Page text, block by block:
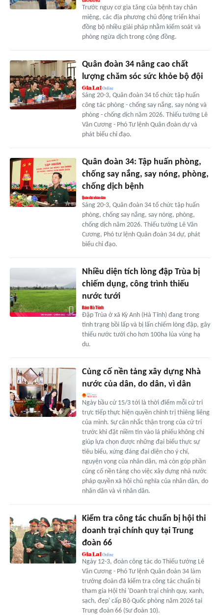
Trước nguy cơ gia tăng của bệnh tay chân
miệng, các địa phương chủ động triển khai
đồng bộ nhiều giải pháp nhằm kiểm soát và
phòng ngừa dịch trong cộng đồng.
Quân đoàn 34 nâng cao chất
lượng chăm sóc sức khỏe bộ đội
Sáng 20-3, Quân đoàn 34 tổ chức tập huấn
công tác phòng - chống say nắng, say nóng và
phòng - chống dịch năm 2026. Thiếu tướng Lê
Văn Cương - Phó Tư lệnh Quân đoàn dự và
phát biểu chỉ đạo.
Quân đoàn 34: Tập huấn phòng,
chống say nắng, say nóng, phòng,
chống dịch bệnh
Sáng 20-3, Quân đoàn 34 tổ chức tập huấn
phòng, chống say nắng, say nóng, phòng,
chống dịch năm 2026. Thiếu tướng Lê Văn
Cương, Phó tư lệnh Quân đoàn 34 dự, phát
biểu chỉ đạo.
Nhiều diện tích lòng đập Trùa bị
chiếm dụng, công trình thiếu
nước tưới
Đập Trùa ở xã Kỳ Anh (Hà Tĩnh) đang trong
tình trạng bồi lấp và bị lấn chiếm lòng đập, gây
thiếu nước tưới cho hơn 100ha lúa vùng hạ
du.
Củng cố nền tảng xây dựng Nhà
nước của dân, do dân, vì dân
Ngày bầu cử 15/3 tới là thời điểm mỗi cử tri
trực tiếp thực hiện quyền chính trị thiêng liêng
của mình. Sự cân nhắc thận trọng của cử tri
trước khi đặt niềm tin vào lá phiếu không chỉ
giúp lựa chọn được những đại biểu thực sự
tiêu biểu, xứng đáng đại diện cho ý chí,
nguyện vọng của nhân dân, mà còn góp phần
củng cố nền tảng cho việc xây dựng nhà nước
pháp quyền xã hội chủ nghĩa của nhân dân, do
nhân dân và vì nhân dân.
Kiểm tra công tác chuẩn bị hội thi
doanh trại chính quy tại Trung
đoàn 66
Ngày 12-3, đoàn công tác do Thiếu tướng Lê
Văn Cương - Phó Tư lệnh Quân đoàn 34 làm
trưởng đoàn đã kiểm tra công tác chuẩn bị
tham gia Hội thi 'Doanh trại chính quy, xanh,
sạch, đẹp' cấp Bộ Quốc phòng năm 2026 tại
Trung đoàn 66 (Sư đoàn 10).